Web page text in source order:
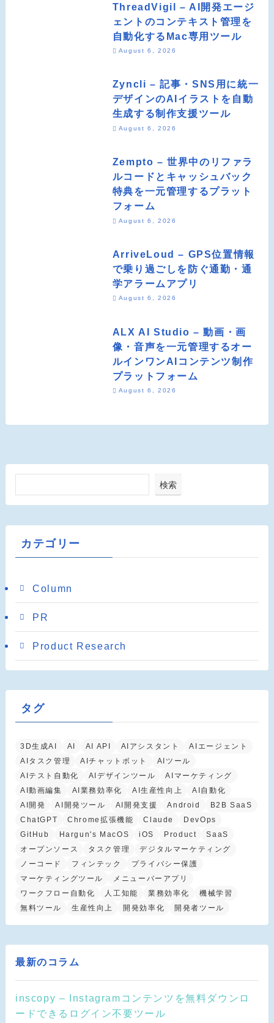
ThreadVigil – AI開発エージ
ェントのコンテキスト管理を
自動化するMac専用ツール
August 6, 2026
Zyncli – 記事・SNS用に統一
デザインのAIイラストを自動
生成する制作支援ツール
August 6, 2026
Zempto – 世界中のリファラ
ルコードとキャッシュバック
特典を一元管理するプラット
フォーム
August 6, 2026
ArriveLoud – GPS位置情報
で乗り過ごしを防ぐ通勤・通
学アラームアプリ
August 6, 2026
ALX AI Studio – 動画・画
像・音声を一元管理するオー
ルインワンAIコンテンツ制作
プラットフォーム
August 6, 2026
検索
カテゴリー
Column
PR
Product Research
タグ
3D生成AI AI AI API AIアシスタント
AIエージェント
AIタスク管理
AIチャットボット
AIツール
AIテスト自動化
AIデザインツール
AIマーケティング
AI動画編集
AI業務効率化 AI生産性向上
AI自動化
AI開発
AI開発ツール AI開発支援 Android
B2B SaaS
ChatGPT
Chrome拡張機能 Claude
DevOps
GitHub
Hargun's MacOS iOS Product
SaaS
オープンソース
タスク管理
デジタルマーケティング
ノーコード
フィンテック
プライバシー保護
マーケティングツール
メニューバーアプリ
ワークフロー自動化
人工知能 業務効率化
機械学習
無料ツール
生産性向上 開発効率化 開発者ツール
最新のコラム
inscopy – Instagramコンテンツを無料ダウンロ
ードできるログイン不要ツール